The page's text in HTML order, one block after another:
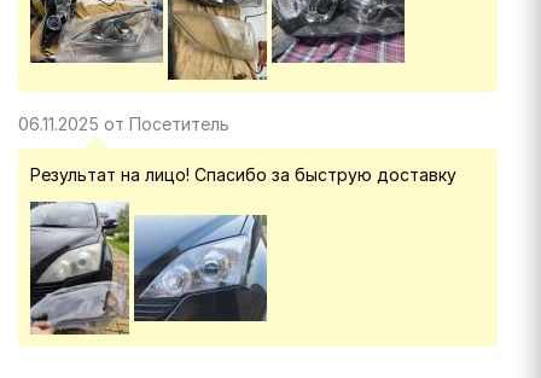
06.11.2025 от Посетитель
Результат на лицо! Спасибо за быструю доставку